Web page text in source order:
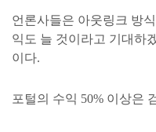
언론사들은 아웃링크 방
익도 늘 것이라고 기대하
이다.
포털의 수익 50% 이상은